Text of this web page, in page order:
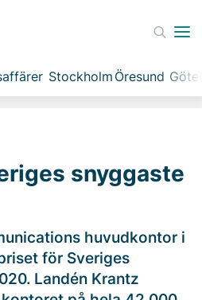
Stockholm Öresund
snyggaste
huvudkontor i
för Sveriges
Landén Krantz